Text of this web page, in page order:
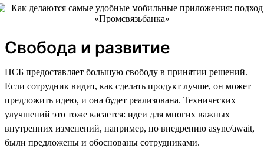
Свобода и развитие
ПСБ предоставляет большую свободу в принятии решений.
Если сотрудник видит, как сделать продукт лучше, он может
предложить идею, и она будет реализована. Технических
улучшений это тоже касается: идеи для многих важных
внутренних изменений, например, по внедрению async/await,
были предложены и обоснованы сотрудниками.